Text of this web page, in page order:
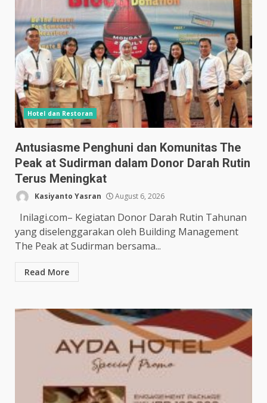
Hotel dan Restoran
Antusiasme Penghuni dan Komunitas The
Peak at Sudirman dalam Donor Darah Rutin
Terus Meningkat
Kasiyanto Yasran August 6, 2026
Inilagi.com– Kegiatan Donor Darah Rutin Tahunan
yang diselenggarakan oleh Building Management
The Peak at Sudirman bersama...
Read More